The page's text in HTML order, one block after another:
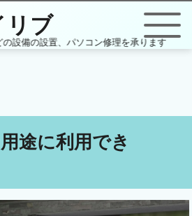
リブ
備の設置、パソコン修理を承ります
途に利用でき